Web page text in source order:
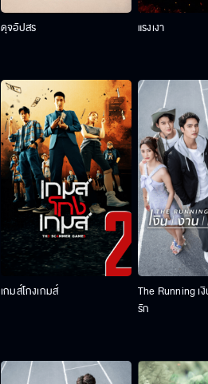
ดุจอัปสร แรงเงา
เกมส์โกงเกมส์
The Running เ
รัก